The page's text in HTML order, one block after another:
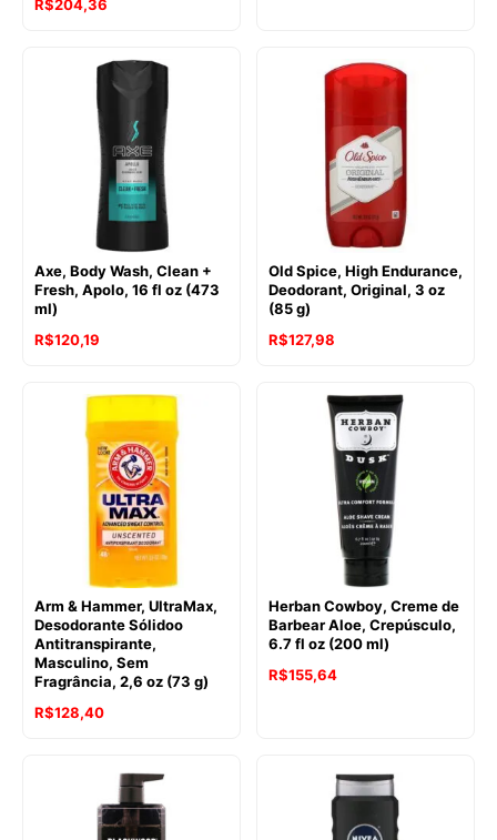
R$204,36
Axe, Body Wash, Clean +
Fresh, Apolo, 16 fl oz (473
ml)
R$120,19
Old Spice, High Endurance,
Deodorant, Original, 3 oz
(85 g)
R$127,98
Arm & Hammer, UltraMax,
Desodorante Sólidoo
Antitranspirante,
Masculino, Sem
Fragrância, 2,6 oz (73 g)
R$128,40
Herban Cowboy, Creme de
Barbear Aloe, Crepúsculo,
6.7 fl oz (200 ml)
R$155,64